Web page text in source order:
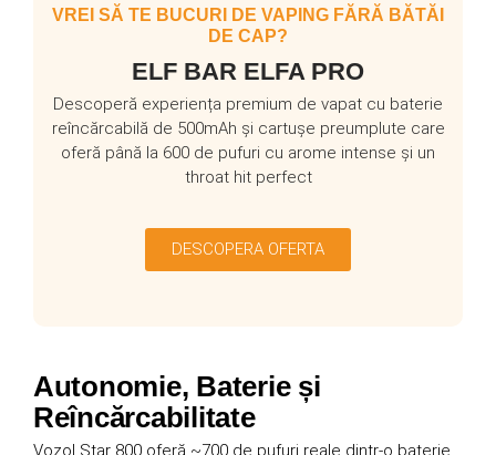
VREI SĂ TE BUCURI DE VAPING FĂRĂ BĂTĂI
DE CAP?
ELF BAR ELFA PRO
Descoperă experiența premium de vapat cu baterie
reîncărcabilă de 500mAh și cartușe preumplute care
oferă până la 600 de pufuri cu arome intense și un
throat hit perfect
DESCOPERA OFERTA
Autonomie, Baterie și
Reîncărcabilitate
Vozol Star 800 oferă ~700 de pufuri reale dintr-o baterie